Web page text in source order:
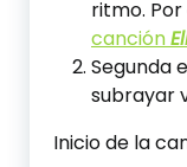
ritmo.
canción
Segunda
subrayar
Inicio de la